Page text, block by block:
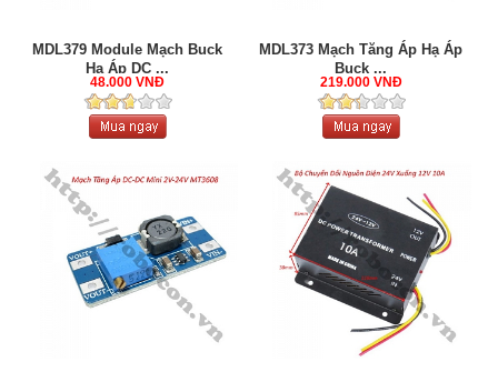
MDL379 Module Mạch Buck
Hạ Áp DC ...
48.000 VNĐ
MDL373 Mạch Tăng Áp Hạ Áp
Buck ...
219.000 VNĐ